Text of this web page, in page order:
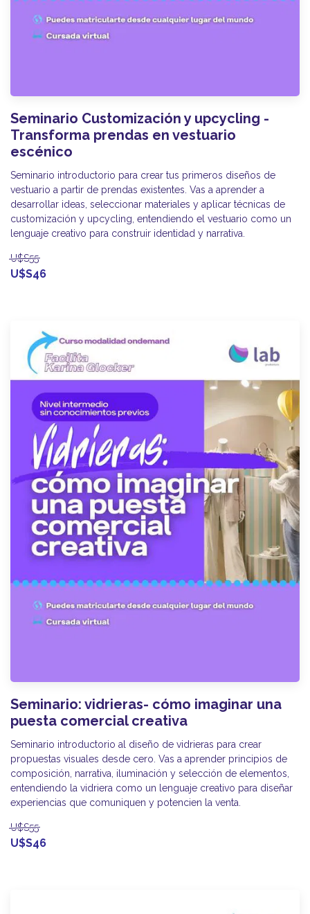
Seminario Customización y upcycling -
Transforma prendas en vestuario
escénico
Seminario introductorio para crear tus primeros diseños de
vestuario a partir de prendas existentes. Vas a aprender a
desarrollar ideas, seleccionar materiales y aplicar técnicas de
customización y upcycling, entendiendo el vestuario como un
lenguaje creativo para construir identidad y narrativa.
U$S55
U$S46
Seminario: vidrieras- cómo imaginar una
puesta comercial creativa
Seminario introductorio al diseño de vidrieras para crear
propuestas visuales desde cero. Vas a aprender principios de
composición, narrativa, iluminación y selección de elementos,
entendiendo la vidriera como un lenguaje creativo para diseñar
experiencias que comuniquen y potencien la venta.
U$S55
U$S46